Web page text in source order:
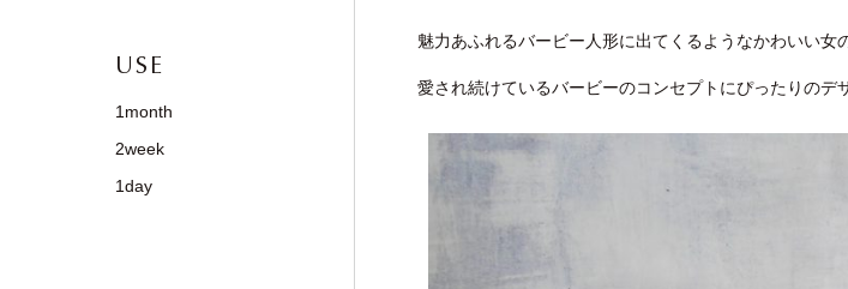
魅力あふれるバービー人形に出てくるようなかわいい女
愛され続けているバービーのコンセプトにぴったりのデ
USE
1month
2week
1day